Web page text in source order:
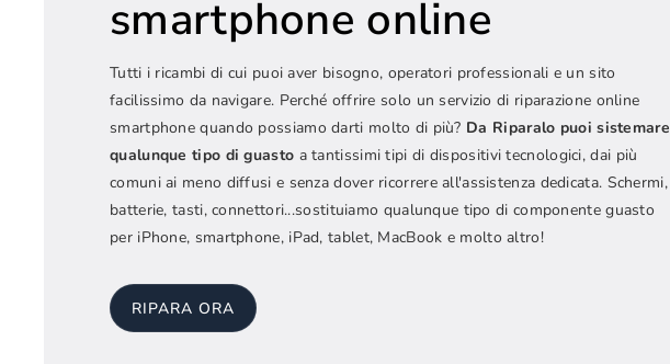
smartphone online
Tutti i ricambi di cui puoi aver bisogno, operatori professionali e un sito
facilissimo da navigare. Perché offrire solo un servizio di riparazione online
smartphone quando possiamo darti molto di più? Da Riparalo puoi sistemare
qualunque tipo di guasto a tantissimi tipi di dispositivi tecnologici, dai più
comuni ai meno diffusi e senza dover ricorrere all'assistenza dedicata. Schermi,
batterie, tasti, connettori...sostituiamo qualunque tipo di componente guasto
per iPhone, smartphone, iPad, tablet, MacBook e molto altro!
RIPARA ORA